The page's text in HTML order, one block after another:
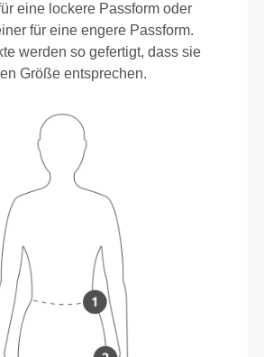
eine lockere Passform oder
für eine engere Passform.
werden so gefertigt, dass sie
Größe entsprechen.